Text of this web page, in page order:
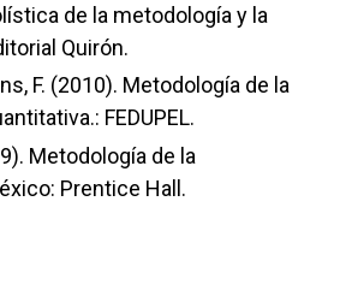
de la metodología y la
Quirón.
F. (2010). Metodología de la
FEDUPEL.
Metodología de la
Prentice Hall.